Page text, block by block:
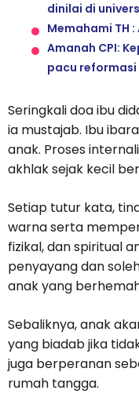
dinilai di
Memahami TH
Amanah CPI:
pacu
Seringkali doa ibu
ia mustajab. Ibu
anak. Proses
akhlak sejak kecil
Setiap tutur kata,
warna serta
fizikal, dan spiritual
penyayang dan
anak yang
Sebaliknya, anak
yang biadab jika
juga berperanan
rumah tangga.